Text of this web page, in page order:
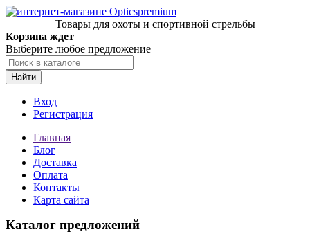
Товары для охоты и спортивной стрельбы
Корзина ждет
Выберите любое предложение
Найти
Вход
Регистрация
Главная
Блог
Доставка
Оплата
Контакты
Карта сайта
Каталог предложений